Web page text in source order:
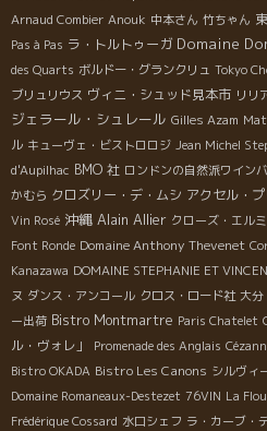
Arnaud Combier Anouk 中本さん 竹ちゃん
Pas à Pas ラ・トルトゥーガ Domaine
des Quarts ボルドー・グランクリュ Tokyo
ブリュリウス ヴィニ・シュッド見本市 リリ
ジェラール・シュレール Gilles Azam
ル キューヴェ・ビストロロジ Jean Michel
d'Aupilhac BMO 社 ロンドンの自然派ワイン
かむら クロズリー・デ・ムシ アクセル・
Vin Rosé 沖縄 Alain Allier クローズ・エル
Font Ronde Domaine Anthony Thevenet
Kanazawa DOMAINE STEPHANIE ET
ヌ ダンス・アンコール クロス・ロード社 大分
ー出荷 Bistro Montmartre Paris Chatelet
ル・ヴォレ」
Promenade des Anglais
Bistro OKADA Bistro Les Canons シルヴィ
Domaine Romaneaux-Destezet 76VIN La Flou
Frédérique Cossard 水口シェフ ラ・カーブ・